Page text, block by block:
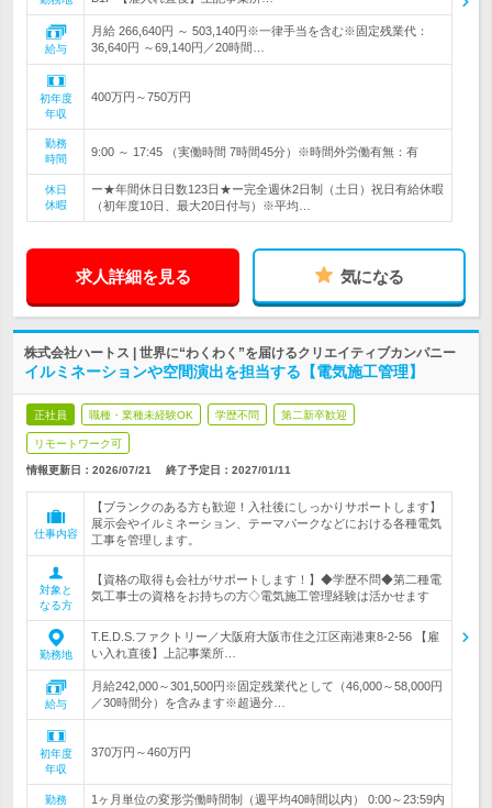
給与
月給 266,640円 ～ 503,140円※一律手当を含む※固定残業代：
36,640円 ～69,140円／20時間…
初年度
年収
400万円～750万円
勤務
時間
9:00 ～ 17:45 （実働時間 7時間45分）※時間外労働有無：有
休日
休暇
ー★年間休日日数123日★ー完全週休2日制（土日）祝日有給休暇
（初年度10日、最大20日付与）※平均…
求人詳細を見る 気になる
株式会社ハートス | 世界に“わくわく”を届けるクリエイティブカンパニー
イルミネーションや空間演出を担当する【電気施工管理】
正社員 職種・業種未経験OK 学歴不問 第二新卒歓迎
リモートワーク可
情報更新日：2026/07/21 終了予定日： 2027/01/11
仕事内容
【ブランクのある方も歓迎！入社後にしっかりサポートします】
展示会やイルミネーション、テーマパークなどにおける各種電気
工事を管理します。
対象と
なる方
【資格の取得も会社がサポートします！】◆学歴不問◆第二種電
気工事士の資格をお持ちの方◇電気施工管理経験は活かせます
勤務地
T.E.D.S.ファクトリー／大阪府大阪市住之江区南港東8-2-56 【雇
い入れ直後】上記事業所…
給与
月給242,000～301,500円※固定残業代として（46,000～58,000円
／30時間分）を含みます※超過分…
初年度
年収
370万円～460万円
勤務
1ヶ月単位の変形労働時間制（週平均40時間以内） 0:00～23:59内